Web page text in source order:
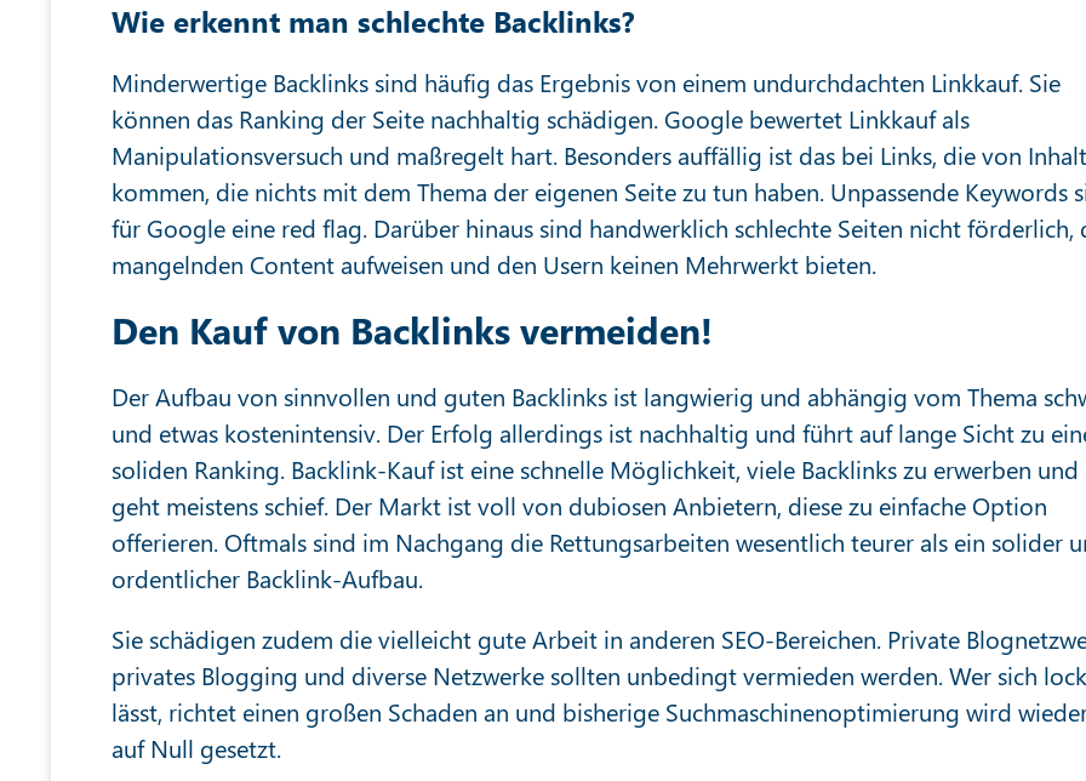
Wie erkennt man schlechte Backlinks?
Minderwertige Backlinks sind häufig das Ergebnis von einem undurchdachten Linkkauf. Sie
können das Ranking der Seite nachhaltig schädigen. Google bewertet Linkkauf als
Manipulationsversuch und maßregelt hart. Besonders auffällig ist das bei Links, die von
kommen, die nichts mit dem Thema der eigenen Seite zu tun haben. Unpassende Keywords
für Google eine red flag. Darüber hinaus sind handwerklich schlechte Seiten nicht förderlich,
mangelnden Content aufweisen und den Usern keinen Mehrwerkt bieten.
Den Kauf von Backlinks vermeiden!
Der Aufbau von sinnvollen und guten Backlinks ist langwierig und abhängig vom Thema
und etwas kostenintensiv. Der Erfolg allerdings ist nachhaltig und führt auf lange Sicht zu
soliden Ranking. Backlink-Kauf ist eine schnelle Möglichkeit, viele Backlinks zu erwerben und
geht meistens schief. Der Markt ist voll von dubiosen Anbietern, diese zu einfache Option
offerieren. Oftmals sind im Nachgang die Rettungsarbeiten wesentlich teurer als ein solider
ordentlicher Backlink-Aufbau.
Sie schädigen zudem die vielleicht gute Arbeit in anderen SEO-Bereichen. Private
privates Blogging und diverse Netzwerke sollten unbedingt vermieden werden. Wer sich
lässt, richtet einen großen Schaden an und bisherige Suchmaschinenoptimierung wird
auf Null gesetzt.